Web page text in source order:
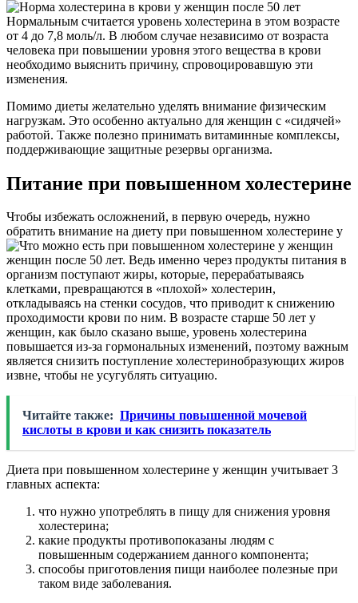
Нормальным считается уровень холестерина в этом возрасте
от 4 до 7,8 моль/л. В любом случае независимо от возраста
человека при повышении уровня этого вещества в крови
необходимо выяснить причину, спровоцировавшую эти
изменения.
Помимо диеты желательно уделять внимание физическим
нагрузкам. Это особенно актуально для женщин с «сидячей»
работой. Также полезно принимать витаминные комплексы,
поддерживающие защитные резервы организма.
Питание при повышенном холестерине
Чтобы избежать осложнений, в первую очередь, нужно
обратить внимание на диету при повышенном холестерине у
женщин после 50 лет. Ведь именно через продукты питания в
организм поступают жиры, которые, перерабатываясь
клетками, превращаются в «плохой» холестерин,
откладываясь на стенки сосудов, что приводит к снижению
проходимости крови по ним. В возрасте старше 50 лет у
женщин, как было сказано выше, уровень холестерина
повышается из-за гормональных изменений, поэтому важным
является снизить поступление холестеринобразующих жиров
извне, чтобы не усугублять ситуацию.
Читайте также: Причины повышенной мочевой
кислоты в крови и как снизить показатель
Диета при повышенном холестерине у женщин учитывает 3
главных аспекта:
что нужно употреблять в пищу для снижения уровня
холестерина;
какие продукты противопоказаны людям с
повышенным содержанием данного компонента;
способы приготовления пищи наиболее полезные при
таком виде заболевания.